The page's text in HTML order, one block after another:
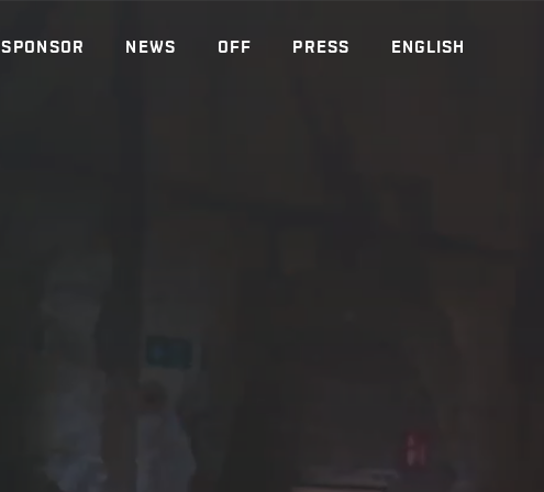
SPONSOR NEWS OFF PRESS ENGLISH